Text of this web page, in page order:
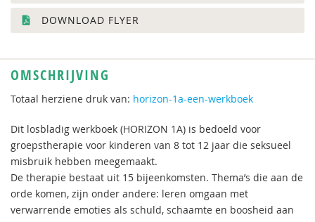
DOWNLOAD FLYER
OMSCHRIJVING
Totaal herziene druk van: horizon-1a-een-werkboek
Dit losbladig werkboek (HORIZON 1A) is bedoeld voor
groepstherapie voor kinderen van 8 tot 12 jaar die seksueel
misbruik hebben meegemaakt.
De therapie bestaat uit 15 bijeenkomsten. Thema’s die aan de
orde komen, zijn onder andere: leren omgaan met
verwarrende emoties als schuld, schaamte en boosheid aan